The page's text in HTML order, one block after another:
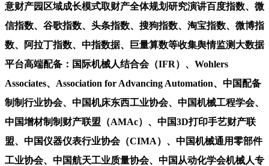
意财产园区域成长模式取财产全体规划研究演讲百度指数、微
信指数、谷歌指数、头条指数、搜狗指数、淘宝指数、微博指
数、阿拉丁指数、中指数据、巨量算数等收集舆情监测大数据
平台高端配备：国际机械人结合会（IFR）、Wohlers
Associates、Association for Advancing Automation、中国配备
制制行业协会、中国机床东西工业协会、中国机械工程学会、
中国增材制制财产联盟（AMAc）、中国3D打印手艺财产联
盟、中国仪器仪表行业协会（CIMA）、中国机械通用零部件
工业协会、中国航天工业质量协会、中国从动化学会机械人专